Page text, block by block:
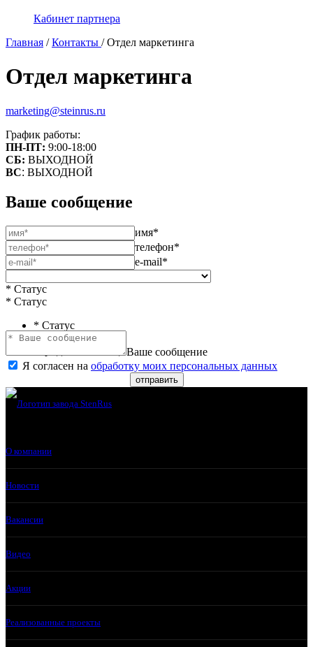
Кабинет партнера
Главная /Контакты /Отдел маркетинга
Отдел маркетинга
marketing@steinrus.ru
График работы:
ПН-ПТ: 9:00-18:00
СБ: ВЫХОДНОЙ
ВС: ВЫХОДНОЙ
Ваше сообщение
имя*
телефон*
e-mail*
* Статус
* Статус
* Статус
Физическое лицо
Юридическое лицоВаше сообщение
Я согласен на обработку моих персональных данных
отправить
О компании
Новости
Вакансии
Видео
Акции
Реализованные проекты